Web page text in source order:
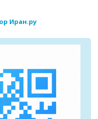
Иран.ру